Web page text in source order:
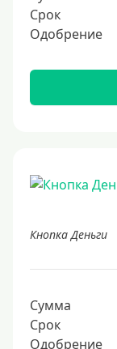
Срок
Одобрение
Кнопка Деньги
Сумма
Срок
Одобрение